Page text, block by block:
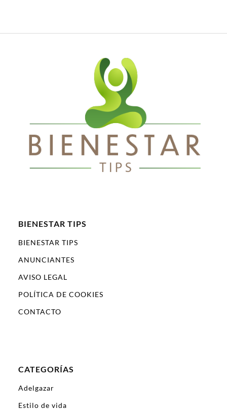
BIENESTAR TIPS
BIENESTAR TIPS
ANUNCIANTES
AVISO LEGAL
POLÍTICA DE COOKIES
CONTACTO
CATEGORÍAS
Adelgazar
Estilo de vida